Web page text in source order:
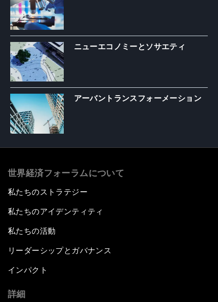
ニューエコノミーとソサエティ
アーバントランスフォーメーション
世界経済フォーラムについて
私たちのストラテジー
私たちのアイデンティティ
私たちの活動
リーダーシップとガバナンス
インパクト
詳細